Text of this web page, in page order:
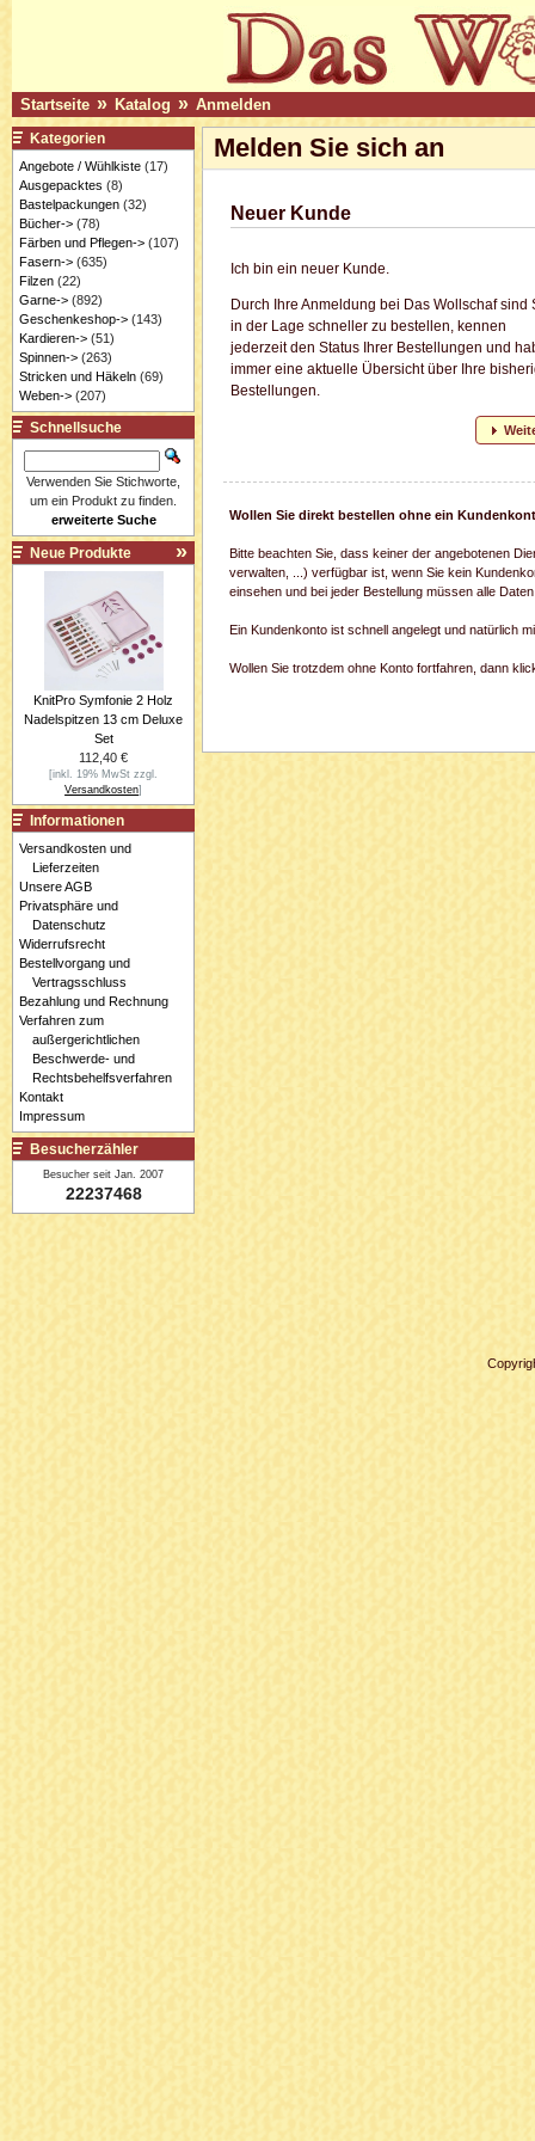
Startseite » Katalog » Anmelden
Melden Sie sich an
Neuer Kunde
Ich bin ein neuer Kunde.
Durch Ihre Anmeldung bei Das Wollschaf sind
in der Lage schneller zu bestellen, kennen
jederzeit den Status Ihrer Bestellungen und
immer eine aktuelle Übersicht über Ihre
Bestellungen.
Wollen Sie direkt bestellen ohne ein
Bitte beachten Sie, dass keiner der angebotenen
verwalten, ...) verfügbar ist, wenn Sie kein
einsehen und bei jeder Bestellung müssen alle
Ein Kundenkonto ist schnell angelegt und natürlich
Wollen Sie trotzdem ohne Konto fortfahren, dann
Kategorien
Angebote / Wühlkiste(17)
Ausgepacktes (8)
Bastelpackungen(32)
Bücher->(78)
Färben und Pflegen->(107)
Fasern->(635)
Filzen(22)
Garne->(892)
Geschenkeshop->(143)
Kardieren->(51)
Spinnen->(263)
Stricken und Häkeln(69)
Weben->(207)
Schnellsuche
Verwenden Sie Stichworte,
um ein Produkt zu finden.
erweiterte Suche
Neue Produkte
KnitPro Symfonie 2 Holz
Nadelspitzen 13 cm Deluxe
Set
112,40 €
[inkl. 19% MwSt zzgl.
Versandkosten]
Informationen
Versandkosten und
Lieferzeiten
Unsere AGB
Privatsphäre und
Datenschutz
Widerrufsrecht
Bestellvorgang und
Vertragsschluss
Bezahlung und Rechnung
Verfahren zum
außergerichtlichen
Beschwerde- und
Rechtsbehelfsverfahren
Kontakt
Impressum
Besucherzähler
Besucher seit Jan. 2007
22237468